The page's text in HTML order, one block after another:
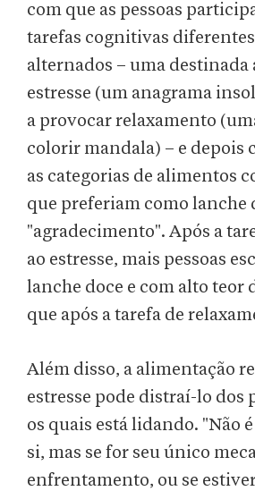
com que as pessoas
tarefas cognitivas
alternados – uma destinada
estresse (um anagrama
a provocar relaxamento
colorir mandala) – e depois
as categorias de alimentos
que preferiam como lanche
"agradecimento". Após a
ao estresse, mais pessoas
lanche doce e com alto teor
que após a tarefa de
Além disso, a alimentação
estresse pode distraí-lo dos
os quais está lidando. "Não
si, mas se for seu único
enfrentamento, ou se